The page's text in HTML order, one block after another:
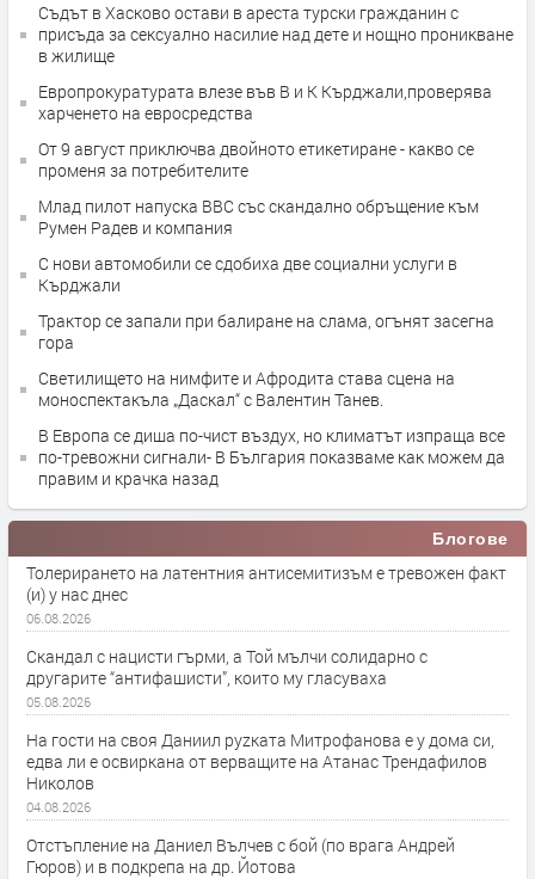
Съдът в Хасково остави в ареста турски гражданин с
присъда за сексуално насилие над дете и нощно проникване
в жилище
Европрокуратурата влезе във В и К Кърджали,проверява
харченето на евросредства
От 9 август приключва двойното етикетиране - какво се
променя за потребителите
Млад пилот напуска ВВС със скандално обръщение към
Румен Радев и компания
С нови автомобили се сдобиха две социални услуги в
Кърджали
Трактор се запали при балиране на слама, огънят засегна
гора
Светилището на нимфите и Афродита става сцена на
моноспектакъла „Даскал“ с Валентин Танев.
В Европа се диша по-чист въздух, но климатът изпраща все
по-тревожни сигнали- В България показваме как можем да
правим и крачка назад
Блогове
Толерирането на латентния антисемитизъм е тревожен факт
(и) у нас днес
06.08.2026
Скандал с нацисти гърми, а Той мълчи солидарно с
другарите “антифашисти”, които му гласуваха
05.08.2026
На гости на своя Даниил руzката Митрофанова е у дома си,
едва ли е освиркана от верващите на Атанас Трендафилов
Николов
04.08.2026
Отстъпление на Даниел Вълчев с бой (по врага Андрей
Гюров) и в подкрепа на др. Йотова